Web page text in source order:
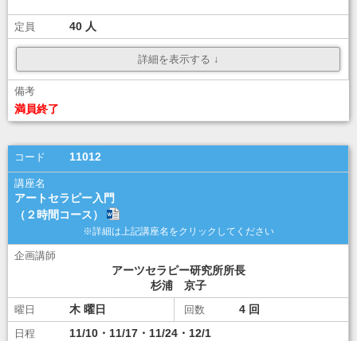
40
満員終了
11012
アートセラピー入門
（２時間コース）
アーツセラピー研究所所長
杉浦 京子
木
4
11/10・11/17・11/24・12/1